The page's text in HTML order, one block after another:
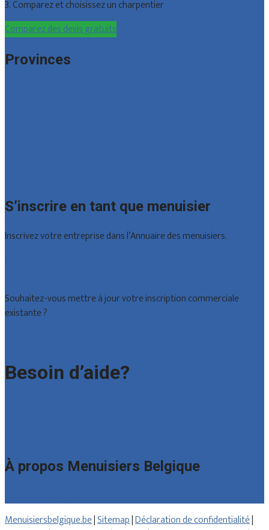
3. Comparez et choisissez un charpentier
Comparez des devis gratuits
Provinces
S’inscrire en tant que menuisier
Inscrivez votre entreprise dans l’Annuaire des menuisiers.
Souhaitez-vous mettre à jour votre inscription commerciale
existante ?
Besoin d’aide?
À propos Menuisiers Belgique
Menuisiersbelgique.be|Sitemap|Déclaration de confidentialité|